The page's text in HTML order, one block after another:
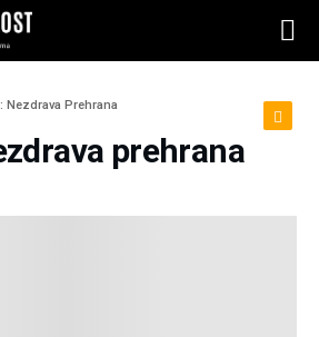
Nezdrava Prehrana
prehrana